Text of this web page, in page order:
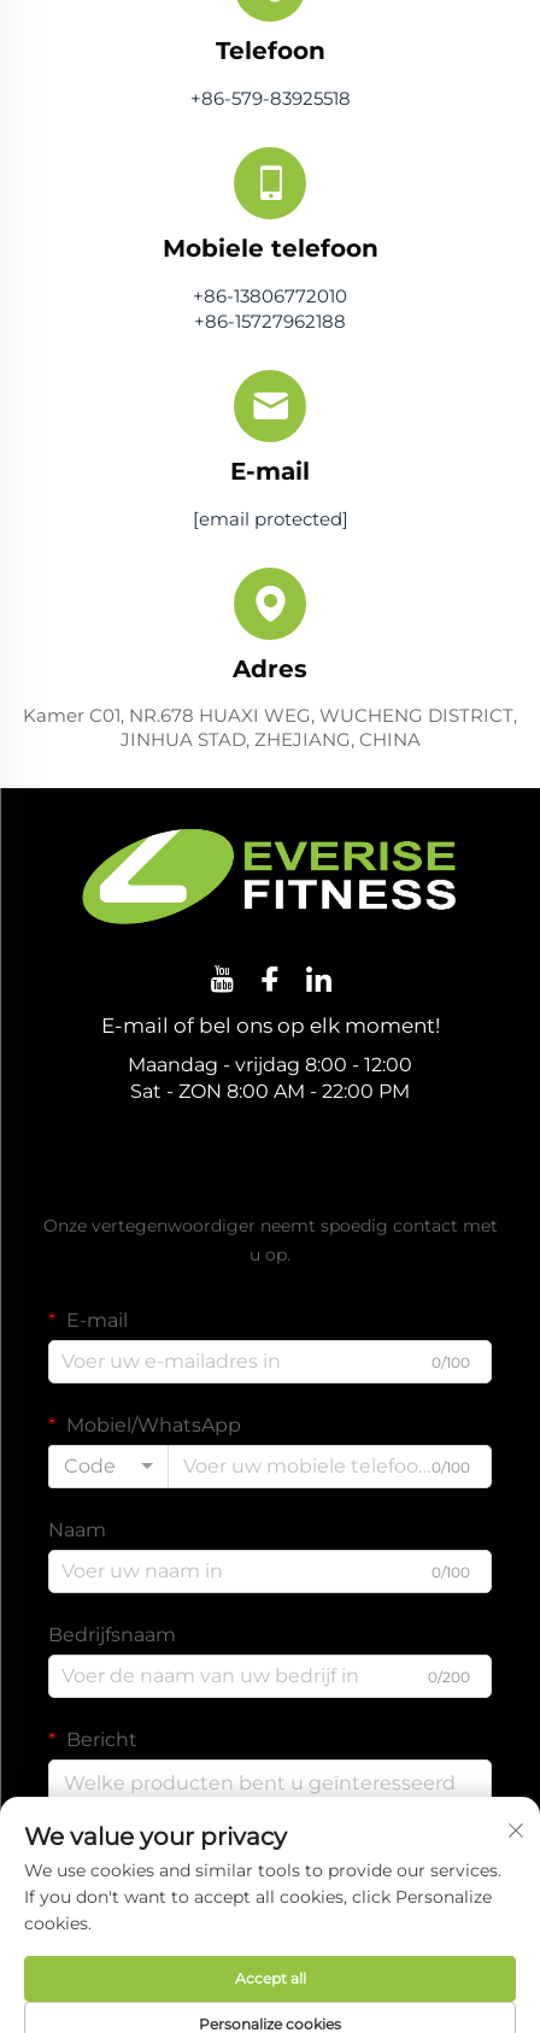
Telefoon
+86-579-83925518
Mobiele telefoon
+86-13806772010
+86-15727962188
E-mail
[email protected]
Adres
Kamer C01, NR.678 HUAXI WEG, WUCHENG DISTRICT,
JINHUA STAD, ZHEJIANG, CHINA
E-mail of bel ons op elk moment!
Maandag - vrijdag 8:00 - 12:00
Sat - ZON 8:00 AM - 22:00 PM
Onze vertegenwoordiger neemt spoedig contact met
u op.
E-mail
0/100
Mobiel/WhatsApp
Code
0/100
Naam
0/100
Bedrijfsnaam
0/200
Bericht
Auteursrecht © 2025 door EVERISE FITNESS
We value your privacy
We use cookies and similar tools to provide our services.
If you don't want to accept all cookies, click Personalize
cookies.
Personalize cookies
Accept all